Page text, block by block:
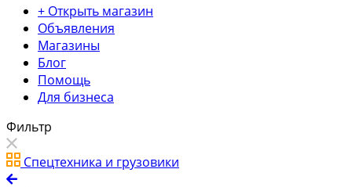
+ Открыть магазин
Объявления
Магазины
Блог
Помощь
Для бизнеса
Фильтр
Спецтехника и грузовики